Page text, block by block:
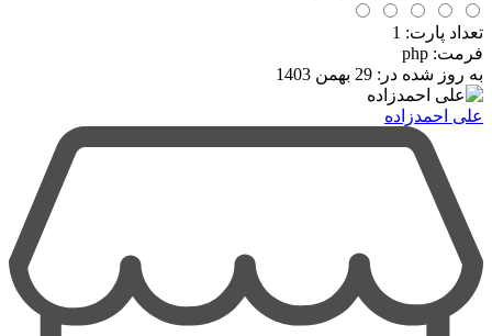
تعداد پارت: 1
فرمت:
php
به روز شده در: 29 بهمن 1403
علی احمدزاده